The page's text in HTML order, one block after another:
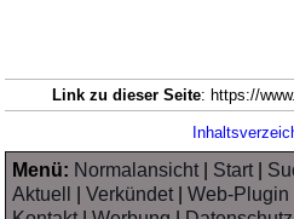
Link zu dieser Seite: https://
Menü: Normalansicht| Start|
Aktuell
|Verkündet|Web-Plugin